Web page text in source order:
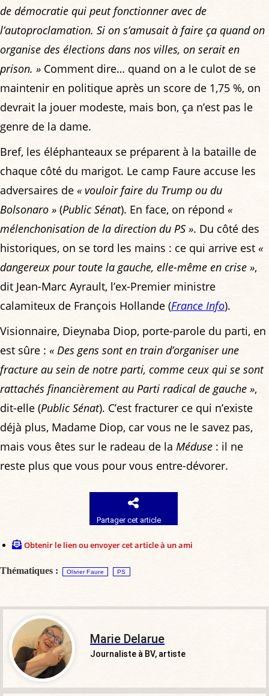
de démocratie qui peut fonctionner avec de
l’autoproclamation. Si on s’amusait à faire ça quand on
organise des élections dans nos villes, on serait en
prison. » Comment dire… quand on a le culot de se
maintenir en politique après un score de 1,75 %, on
devrait la jouer modeste, mais bon, ça n’est pas le
genre de la dame.
Bref, les éléphanteaux se préparent à la bataille de
chaque côté du marigot. Le camp Faure accuse les
adversaires de « vouloir faire du Trump ou du
Bolsonaro » (Public Sénat). En face, on répond «
mélenchonisation de la direction du PS ». Du côté des
historiques, on se tord les mains : ce qui arrive est «
dangereux pour toute la gauche, elle-même en crise »,
dit Jean-Marc Ayrault, l’ex-Premier ministre
calamiteux de François Hollande (France Info).
Visionnaire, Dieynaba Diop, porte-parole du parti, en
est sûre : « Des gens sont en train d’organiser une
fracture au sein de notre parti, comme ceux qui se sont
rattachés financièrement au Parti radical de gauche »,
dit-elle (Public Sénat). C’est fracturer ce qui n’existe
déjà plus, Madame Diop, car vous ne le savez pas,
mais vous êtes sur le radeau de la Méduse : il ne
reste plus que vous pour vous entre-dévorer.
Partager cet article
Obtenir le lien ou envoyer cet article à un ami
Thématiques : Olivier Faure PS
Marie Delarue
Journaliste à BV, artiste